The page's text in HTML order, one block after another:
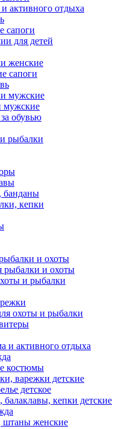
активного отдыха
сапоги
для детей
женские
сапоги
мужские
мужские
обувью
рыбалки
кепки
и охоты
и охоты
и рыбалки
охоты и рыбалки
и активного отдыха
костюмы
варежки детские
детское
кепки детские
женские